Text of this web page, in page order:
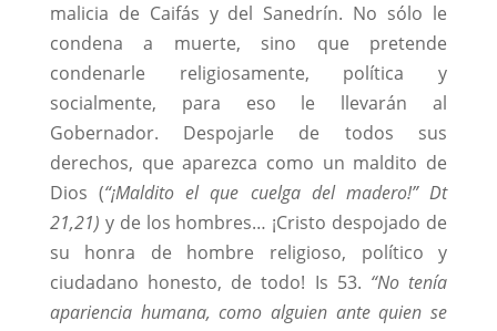
malicia de Caifás y del Sanedrín. No sólo le
condena a muerte, sino que pretende
condenarle religiosamente, política y
socialmente, para eso le llevarán al
Gobernador. Despojarle de todos sus
derechos, que aparezca como un maldito de
Dios (“¡Maldito el que cuelga del madero!” Dt
21,21) y de los hombres… ¡Cristo despojado de
su honra de hombre religioso, político y
ciudadano honesto, de todo! Is 53. “No tenía
apariencia humana, como alguien ante quien se